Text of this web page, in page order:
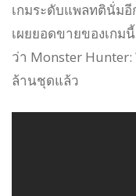
เกมระดับแพลทตินั่มอี
เผยยอดขายของเก
ว่า Monster
ล้านชุดแล้ว